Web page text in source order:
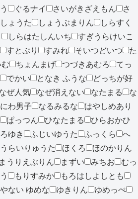
ぐるナイ さいがきざえもん
さ
ょうた しょうぶまりん
しらすく
しらはたしんいち
すぎうらけいこ
すとぷり すみれ そいつどいつ
た
ちょんまげ つづきあむろ
てっ
でかい となき ふうな
どっちが好
ぜ人気 なぜ消えない なたまる
な
わ男子 なるみるな
はやしめあり
ぱっつん ひなたまる
ひらおかひ
ゆき ふじいゆうた ふっくら
へ
らいりゅうた ほくろ
ほのかりん
まうりえぶりん まずい みちお
むっ
もりすみか
もろはしよしとも
やない ゆめな ゆきりん
ゆめっぺ